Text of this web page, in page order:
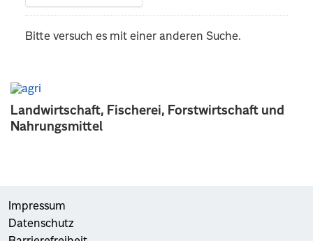
Landwirtschaft, Fischerei, Forstwirtschaft und
Nahrungsmittel
Bitte versuch es mit einer anderen Suche.
Impressum
Datenschutz